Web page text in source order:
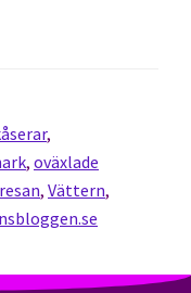
,
, oväxlade
, Vättern,